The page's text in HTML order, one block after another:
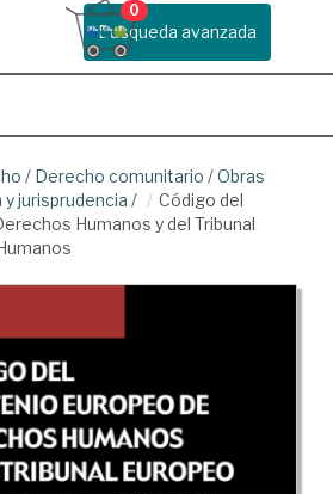
Busqueda avanzada
0
/ Derecho comunitario /Obras
jurisprudencia /
Código del
Humanos y del Tribunal